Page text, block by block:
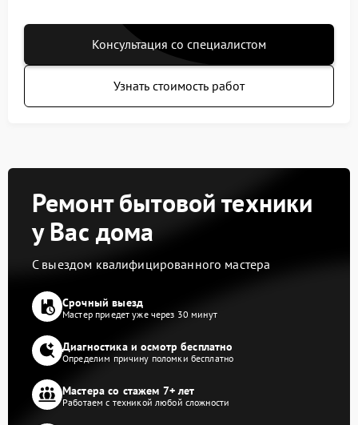
Консультация со специалистом
Узнать стоимость работ
Ремонт бытовой техники
у Вас дома
С выездом квалифицированного мастера
Срочный выезд
Мастер приедет уже через 30 минут
Диагностика и осмотр бесплатно
Определим причину поломки бесплатно
Мастера со стажем 7+ лет
Работаем с техникой любой сложности